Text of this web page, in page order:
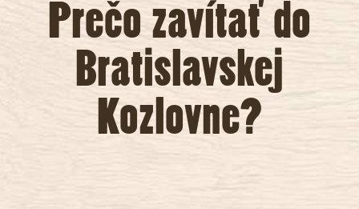
Prečo zavítať do
Bratislavskej
Kozlovne?